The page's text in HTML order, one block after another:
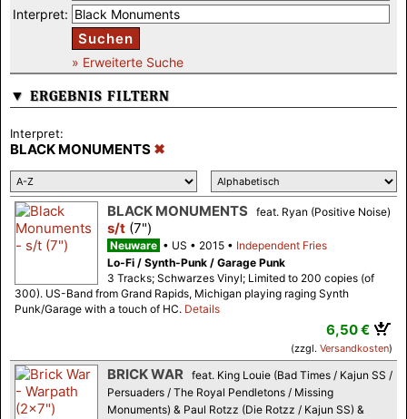
Interpret:
Suchen
» Erweiterte Suche
▼ ERGEBNIS FILTERN
Interpret:
BLACK MONUMENTS
BLACK MONUMENTS feat. Ryan (Positive Noise)
s/t (7")
Neuware US 2015
Independent Fries
Lo-Fi / Synth-Punk / Garage Punk
3 Tracks; Schwarzes Vinyl; Limited to 200 copies (of
300). US-Band from Grand Rapids, Michigan playing raging Synth
Punk/Garage with a touch of HC. Details
6,50 €
(zzgl. Versandkosten)
BRICK WAR feat. King Louie (Bad Times / Kajun SS /
Persuaders / The Royal Pendletons / Missing
Monuments) & Paul Rotzz (Die Rotzz / Kajun SS) &